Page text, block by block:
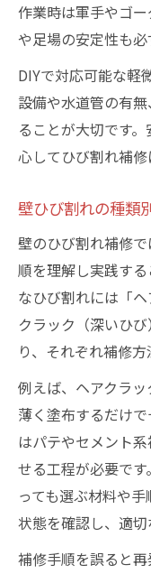
補修材選びで
壁ひび割
補修テー
外壁と室
用途別お
ント
外壁ひび
補修用
直す
外壁ひび
コーキ
外壁ひび
費用を抑えて
ひび割れ
DIYで壁
コスパ重
ひび割れ
作業時は軍手やゴ
や足場の安定性も必
DIYで対応可能な軽
設備や水道管の有
ることが大切です
心してひび割れ補修
壁ひび割れの種類
壁のひび割れ補修
順を理解し実践す
なひび割れには「
クラック（深いひ
り、それぞれ補修方
例えば、ヘアクラ
薄く塗布するだけ
はパテやセメント
せる工程が必要で
っても選ぶ材料や
状態を確認し、適切
補修手順を誤ると